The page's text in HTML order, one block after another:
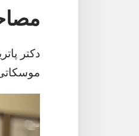
دکتر
موسکاتی